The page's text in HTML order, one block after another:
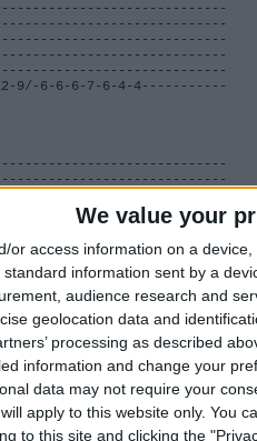
We value your
or access information on a
information sent by a
audience research and
geolocation data and
processing as described
information and change your
data may not require your
apply to this website only. You
to this site and clicking the
12-9/-6-6-6-7-6-4-4-----------
11-12-11-9-9/-6-6-6-7-6-4-4
çalıştım.